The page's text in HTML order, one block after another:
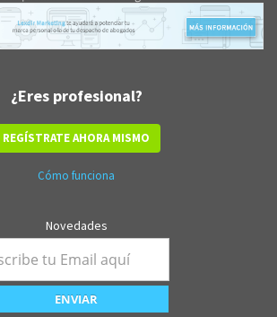
¿Eres profesional?
REGÍSTRATE AHORA MISMO
Cómo funciona
Novedades